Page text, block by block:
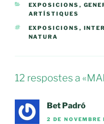
CATEGORIES
EXPOSICIONS ,
ARTÍSTIQUES
ETIQUETES
EXPOSICIONS ,
NATURA
12 respostes a
Bet Padró
2 DE